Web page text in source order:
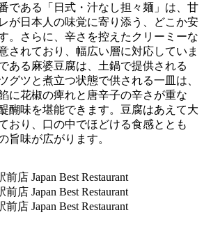
である「日式・汁なし担々麺」は、甘
が日本人の味覚に寄り添う、どこか安
。さらに、辛さを控えたクリーミーな
されており、幅広い層に対応していま
ある麻婆豆腐は、土鍋で提供される
グツと煮立つ状態で供される一皿は、
に花椒の痺れと唐辛子の辛さが重な
醐味を堪能できます。豆腐はあえて大
おり、口の中でほどける食感ととも
旨味が広がります。